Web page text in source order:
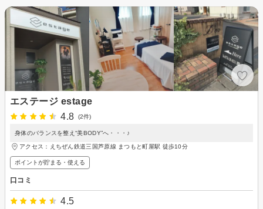
エステージ estage
4.8
(2件)
身体のバランスを整え“美BODY”へ・・・♪
アクセス：えちぜん鉄道三国芦原線 まつもと町屋駅 徒歩10分
ポイントが貯まる・使える
口コミ
4.5